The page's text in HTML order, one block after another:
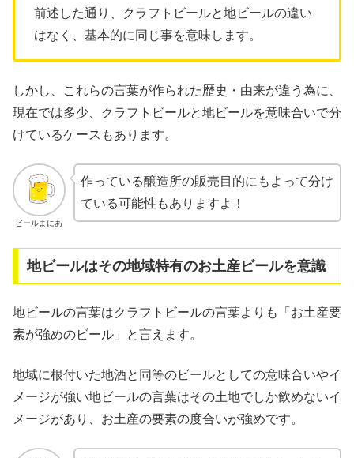
前述した通り、クラフトビールと地ビールの違い
はなく、基本的に同じ事を意味します。
しかし、これらの言葉が作られた歴史・由来が違う為に、
現在では多少、クラフトビールと地ビールを意味合いで分
けているケースもあります。
ビールまにあ
作っている醸造所の販売目的にもよって分け
ている可能性もありますよ！
地ビールはその地域特有のお土産ビールを意識
地ビールの言葉はクラフトビールの言葉よりも「お土産要
素が強めのビール」と言えます。
地域に根付いた地酒と同等のビールとしての意味合いやイ
メージが強い地ビールの言葉はその土地でしか飲めないイ
メージがあり、お土産の要素の度合いが強めです。